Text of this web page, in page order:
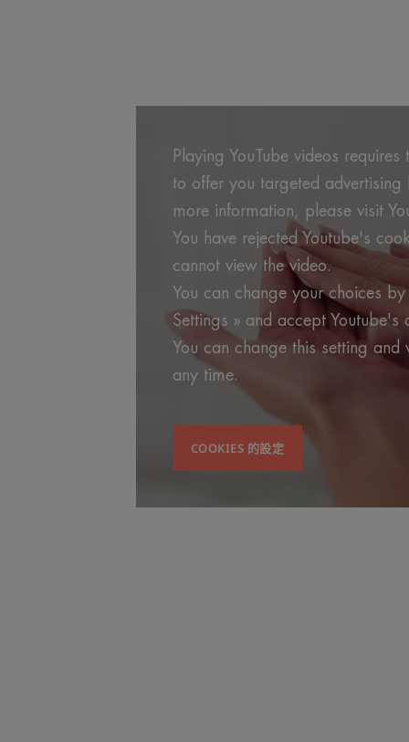
Playing YouTube videos
to offer you targeted
more information, please visit
You have rejected Youtube's
cannot view the video.
You can change your choices
Settings » and accept
You can change this setting
any time.
COOKIES 的設定